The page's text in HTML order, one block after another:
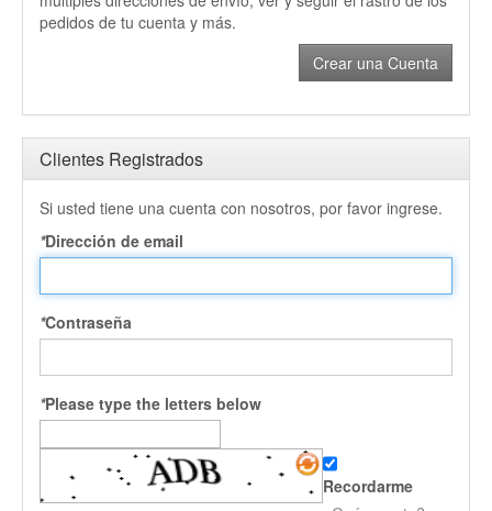
pedidos de tu cuenta y más.
Crear una Cuenta
Clientes Registrados
Si usted tiene una cuenta con nosotros, por favor ingrese.
*Dirección de email
*Contraseña
*Please type the letters below
Recordarme